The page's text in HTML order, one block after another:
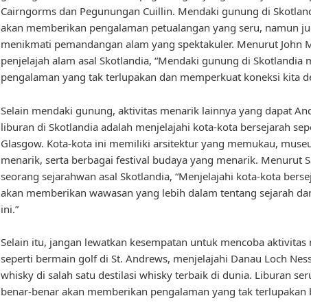
Cairngorms dan Pegunungan Cuillin. Mendaki gunung di
akan memberikan pengalaman petualangan yang seru, namun
menikmati pemandangan alam yang spektakuler. Menurut John
penjelajah alam asal Skotlandia, “Mendaki gunung di Skotlandia
pengalaman yang tak terlupakan dan memperkuat koneksi kita
Selain mendaki gunung, aktivitas menarik lainnya yang dapat
liburan di Skotlandia adalah menjelajahi kota-kota bersejarah
Glasgow. Kota-kota ini memiliki arsitektur yang memukau,
menarik, serta berbagai festival budaya yang menarik. Menurut
seorang sejarahwan asal Skotlandia, “Menjelajahi kota-kota
akan memberikan wawasan yang lebih dalam tentang sejarah
ini.”
Selain itu, jangan lewatkan kesempatan untuk mencoba
seperti bermain golf di St. Andrews, menjelajahi Danau Loch
whisky di salah satu destilasi whisky terbaik di dunia. Liburan
benar-benar akan memberikan pengalaman yang tak terlupakan